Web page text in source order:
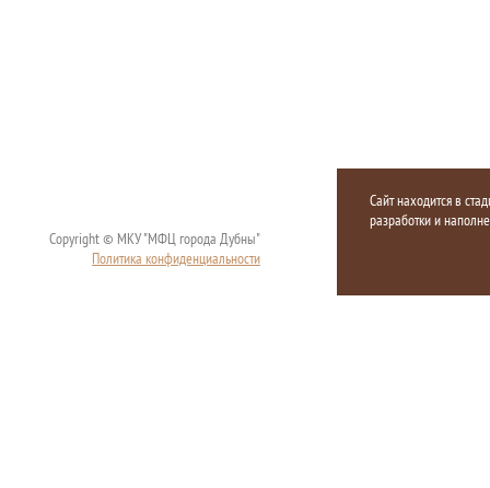
Copyright © МКУ "МФЦ города Дубны"
Политика конфиденциальности
Сайт находится в
разработки и